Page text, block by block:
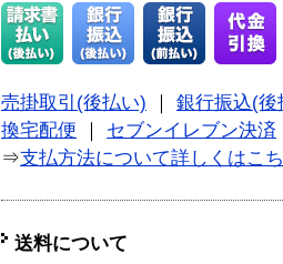
売掛取引(後払い)
銀行振込(後
換宅配便
セブンイレブン決済
⇒支払方法について詳しくはこ
送料について